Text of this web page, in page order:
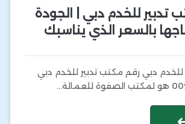
تدبير للخدم دبي | الجودة
بالسعر الذي يناسبك
للخدم دبي رقم مكتب تدبير للخدم دبي